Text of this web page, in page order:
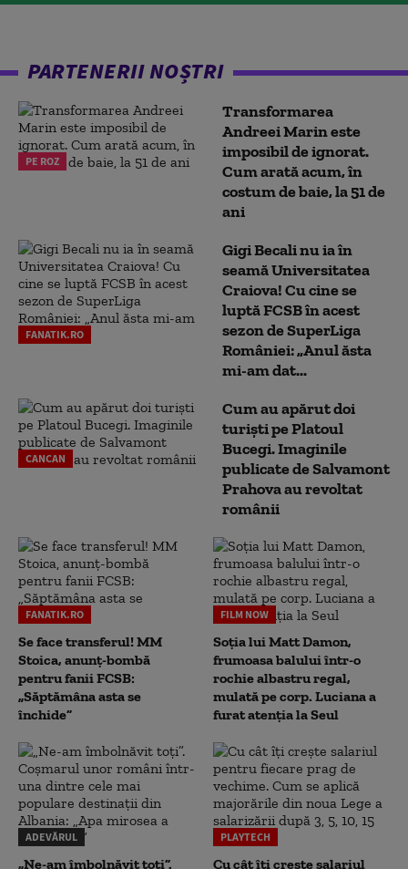
PARTENERII NOȘTRI
PE ROZ
Transformarea
Andreei Marin este
imposibil de ignorat.
Cum arată acum, în
costum de baie, la 51 de
ani
FANATIK.RO
Gigi Becali nu ia în
seamă Universitatea
Craiova! Cu cine se
luptă FCSB în acest
sezon de SuperLiga
României: „Anul ăsta
mi-am dat...
CANCAN
Cum au apărut doi
turiști pe Platoul
Bucegi. Imaginile
publicate de Salvamont
Prahova au revoltat
românii
FANATIK.RO
Se face transferul! MM
Stoica, anunț-bombă
pentru fanii FCSB:
„Săptămâna asta se
închide”
FILM NOW
Soția lui Matt Damon,
frumoasa balului într-o
rochie albastru regal,
mulată pe corp. Luciana a
furat atenția la Seul
ADEVĂRUL
„Ne-am îmbolnăvit toți”.
PLAYTECH
Cu cât îți crește salariul